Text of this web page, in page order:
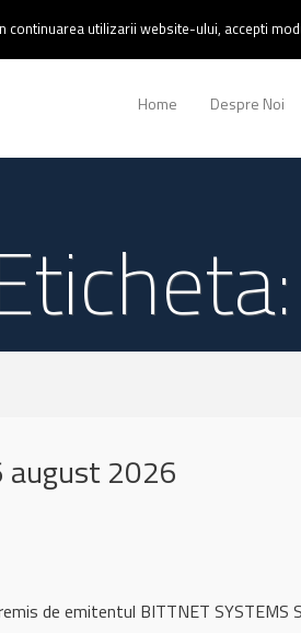
Home Despre Noi
august 2026
de emitentul BITTNET SYSTEMS
utilizarii website-ului, accepti